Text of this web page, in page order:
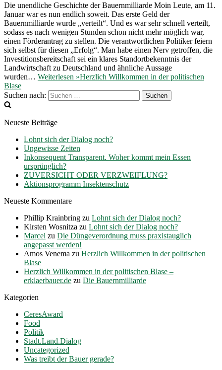
Die unendliche Geschichte der Bauernmilliarde Moin Leute, am 11.
Januar war es nun endlich soweit. Das erste Geld der
Bauernmilliarde wurde „verteilt“. Und es war sehr schnell verteilt,
sodass es nach wenigen Stunden schon nicht mehr möglich war,
einen Förderantrag zu stellen. Die verantwortlichen Politiker feiern
sich selbst für diesen „Erfolg“. Man habe einen Nerv getroffen, die
Investitionsbereitschaft sei ein klares Standortbekenntnis der
Landwirtschaft zu Deutschland und ähnliche Aussage
wurden… Weiterlesen »Herzlich Willkommen in der politischen
Blase
Suchen nach:
Neueste Beiträge
Lohnt sich der Dialog noch?
Ungewisse Zeiten
Inkonsequent Transparent. Woher kommt mein Essen
ursprünglich?
ZUVERSICHT ODER VERZWEIFLUNG?
Aktionsprogramm Insektenschutz
Neueste Kommentare
Phillip Krainbring zu Lohnt sich der Dialog noch?
Kirsten Wosnitza zu Lohnt sich der Dialog noch?
Marcel zu Die Düngeverordnung muss praxistauglich
angepasst werden!
Amos Venema zu Herzlich Willkommen in der politischen
Blase
Herzlich Willkommen in der politischen Blase –
erklaerbauer.de zu Die Bauernmilliarde
Kategorien
CeresAward
Food
Politik
Stadt.Land.Dialog
Uncategorized
Was treibt der Bauer gerade?